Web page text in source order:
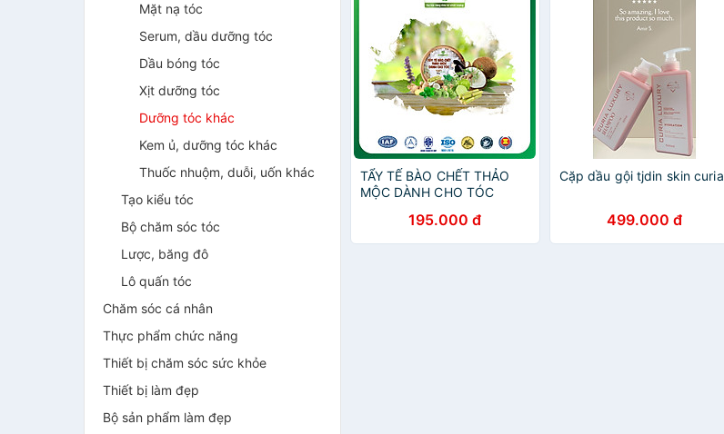
Mặt nạ tóc
Serum, dầu dưỡng tóc
Dầu bóng tóc
Xịt dưỡng tóc
Dưỡng tóc khác
Kem ủ, dưỡng tóc khác
Thuốc nhuộm, duỗi, uốn khác
Tạo kiểu tóc
Bộ chăm sóc tóc
Lược, băng đô
Lô quấn tóc
Chăm sóc cá nhân
Thực phẩm chức năng
Thiết bị chăm sóc sức khỏe
Thiết bị làm đẹp
Bộ sản phẩm làm đẹp
TẨY TẾ BÀO CHẾT THẢO
MỘC DÀNH CHO TÓC
195.000 đ
Cặp dầu gội tjdin skin curia
499.000 đ